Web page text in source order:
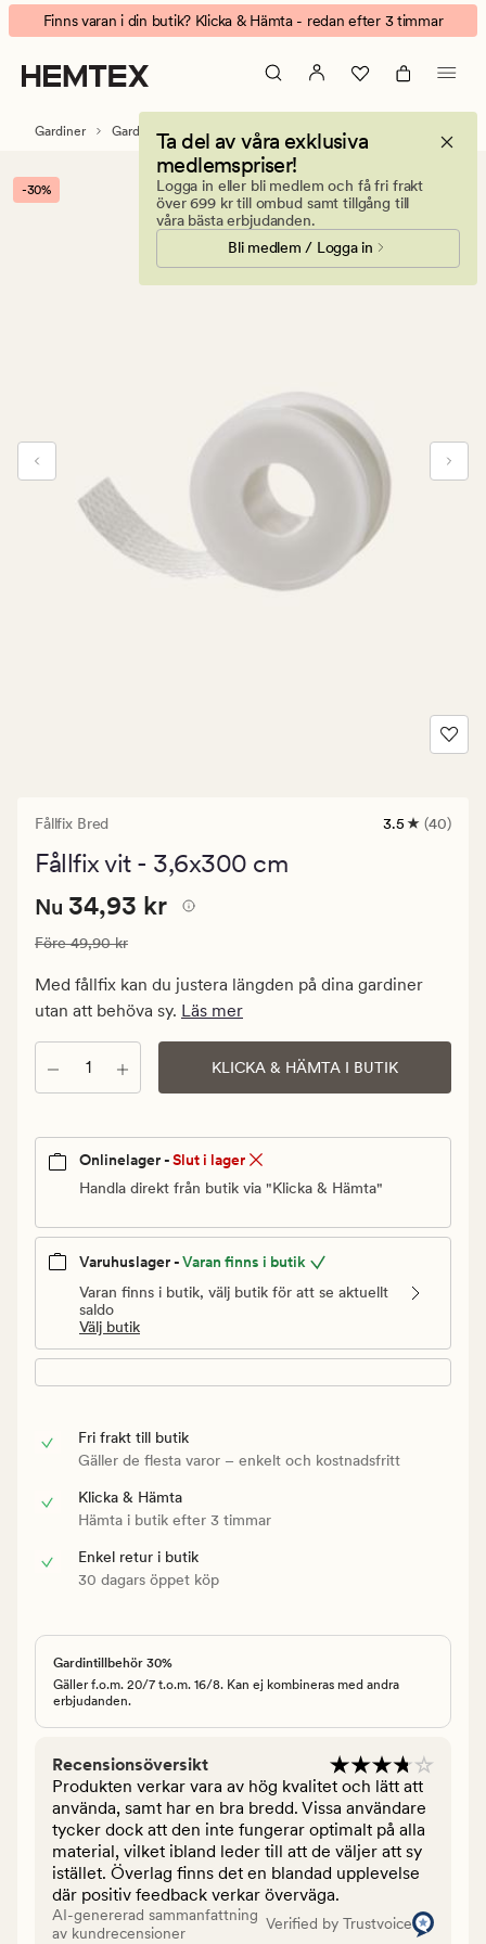
Fållfix
Bred
fållfix
Animerad
banner.
Klicka
på
att
pausa.
Finns varan i din butik? Klicka & Hämta - redan efter 3 timmar
Ta del av våra exklusiva
medlemspriser!
Logga in eller bli medlem och få fri frakt
över 699 kr till ombud samt tillgång till
våra bästa erbjudanden.
Bli medlem / Logga in
Gardiner Gardintillbehör Gardinstänger & tillbehör
-30%
Fållfix Bred
40
3.5 (40)
Fållfix vit - 3,6x300 cm
Nuvarande
34,93
kr.
Ordinarie
Nuvarande pris
Nu 34,93 kr
Ordinarie pris
Före49,90 kr
Med fållfix kan du justera längden på dina gardiner
utan att behöva sy. Läs mer
Antal KLICKA & HÄMTA I BUTIK
Onlinelager -Slut i lager
Handla direkt från butik via "Klicka & Hämta"
Varuhuslager -Varan finns i butik
Varan finns i butik, välj butik för att se aktuellt
saldo
Välj butik
Fri frakt till butik
Gäller de flesta varor – enkelt och kostnadsfritt
Klicka & Hämta
Hämta i butik efter 3 timmar
Enkel retur i butik
30 dagars öppet köp
Gardintillbehör 30%
Gäller f.o.m. 20/7 t.o.m. 16/8. Kan ej kombineras med andra
erbjudanden.
Recensionsöversikt
Produkten verkar vara av hög kvalitet och lätt att
använda, samt har en bra bredd. Vissa användare
tycker dock att den inte fungerar optimalt på alla
material, vilket ibland leder till att de väljer att sy
istället. Överlag finns det en blandad upplevelse
där positiv feedback verkar överväga.
AI-genererad sammanfattning
av kundrecensioner
Verified by Trustvoice